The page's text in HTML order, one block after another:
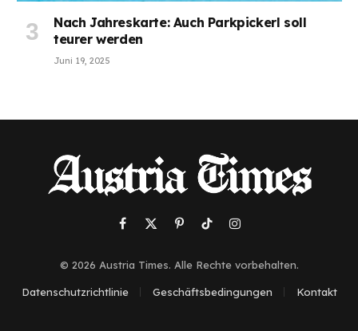
Nach Jahreskarte: Auch Parkpickerl soll
teurer werden
Juni 19, 2025
Facebook
X
PinterestTikTokInstagram
© 2026 Austria Times. Alle Rechte vorbehalten.
Datenschutzrichtlinie Geschäftsbedingungen Kontakt